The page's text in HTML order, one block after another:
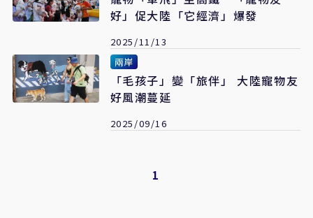
好」促大陸「它經濟」爆發
2025/11/13
兩岸
「毛孩子」變「旅伴」 大陸寵物友
好風潮蔓延
2025/09/16
1